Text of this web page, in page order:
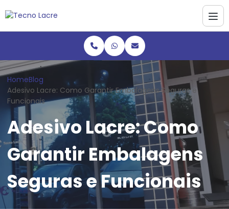
HomeBlog
Adesivo Lacre: Como Garantir Embalagens Seguras e
Funcionais
Adesivo Lacre: Como
Garantir Embalagens
Seguras e Funcionais